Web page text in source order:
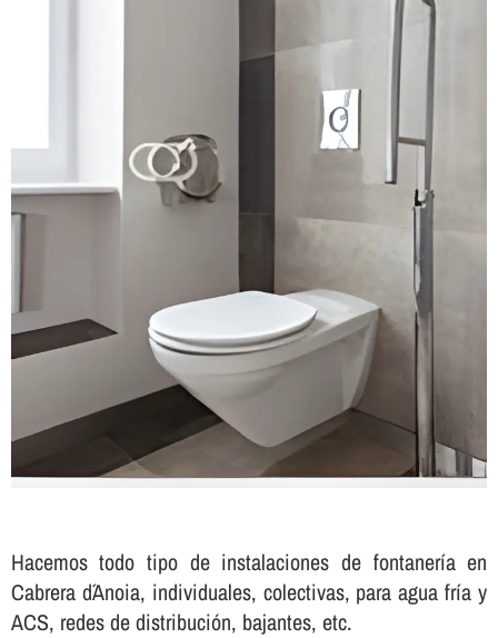
Hacemos todo tipo de instalaciones de fontanerí­a en
Cabrera d´Anoia, individuales, colectivas, para agua frí­a y
ACS, redes de distribución, bajantes, etc.